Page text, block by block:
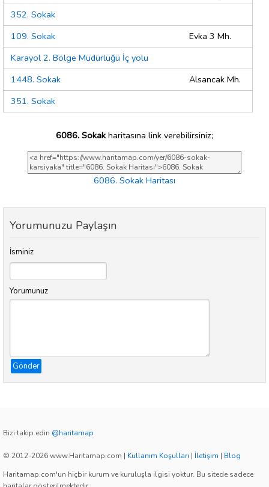
352. Sokak
109. Sokak
Evka 3 Mh.
Karayol 2. Bölge Müdürlüğü İç yolu
1448. Sokak
Alsancak Mh.
351. Sokak
6086. Sokak haritasına link verebilirsiniz;
6086. Sokak Haritası
Yorumunuzu Paylaşın
İsminiz
Yorumunuz
Gönder
Bizi takip edin @haritamap
© 2012-2026 www.Haritamap.com | Kullanım Koşulları | İletişim | Blog
Haritamap.com'un hiçbir kurum ve kuruluşla ilgisi yoktur. Bu sitede sadece